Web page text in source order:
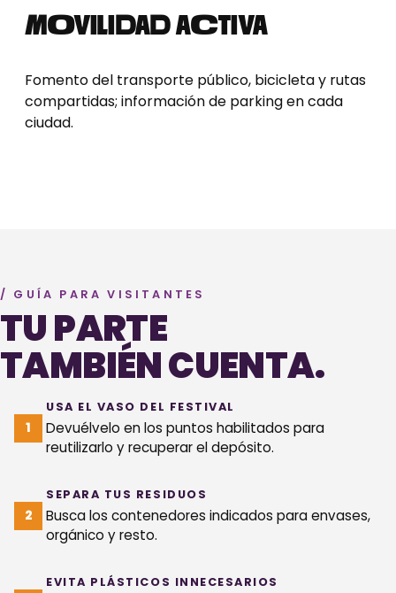
MOVILIDAD ACTIVA
Fomento del transporte público, bicicleta y rutas
compartidas; información de parking en cada
ciudad.
/ GUÍA PARA VISITANTES
TU PARTE
TAMBIÉN CUENTA.
USA EL VASO DEL FESTIVAL
Devuélvelo en los puntos habilitados para
reutilizarlo y recuperar el depósito.
SEPARA TUS RESIDUOS
Busca los contenedores indicados para envases,
orgánico y resto.
EVITA PLÁSTICOS INNECESARIOS